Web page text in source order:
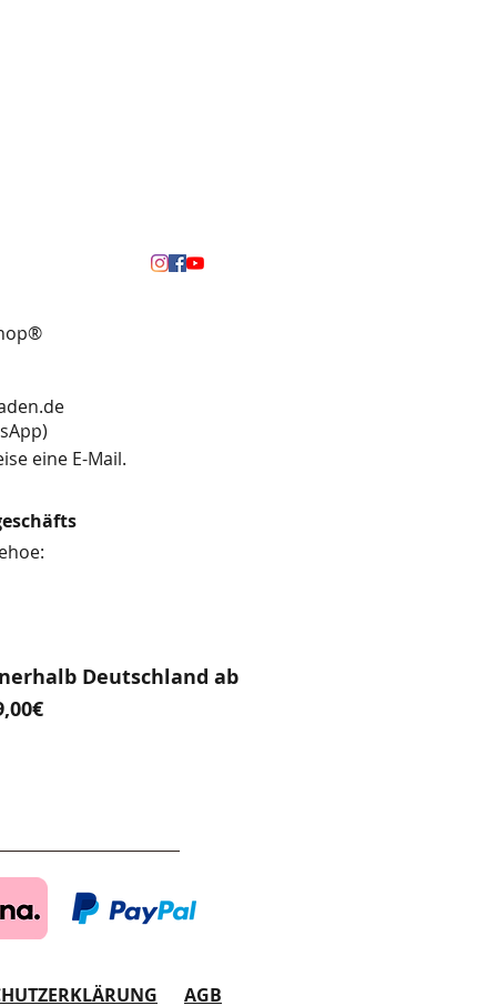
eine E-Mail.
Deutschland ab
AGB